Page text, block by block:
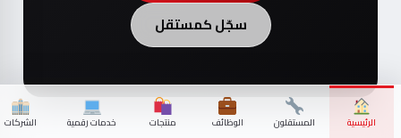
سجّل كمستقل
الرئيسية المستقلون الوظائف منتجات خدمات رقمية الشركات